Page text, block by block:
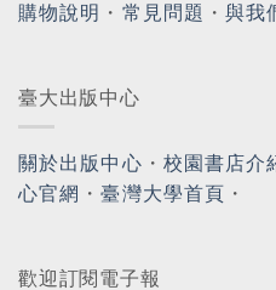
購物說明 ・ 常見問題 ・與我
臺大出版中心
關於出版中心 ・ 校園書店介
心官網 ・臺灣大學首頁 ・
歡迎訂閱電子報